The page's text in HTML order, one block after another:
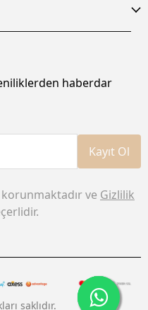
haberdar
Kayıt Ol
ve Gizlilik
saklıdır.